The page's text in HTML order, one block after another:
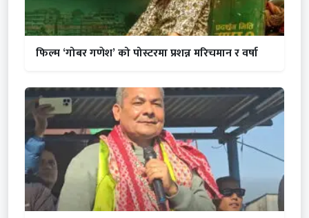
फिल्म ‘गोबर गणेश’ को पोस्टरमा प्रशन्न मरिचमान र वर्षा